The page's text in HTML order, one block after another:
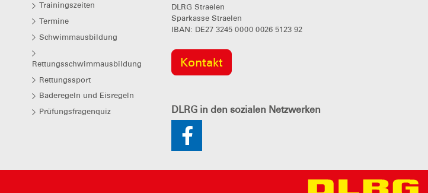
Trainingszeiten
Termine
Schwimmausbildung
Rettungsschwimmausbildung
Rettungssport
Baderegeln und Eisregeln
Prüfungsfragenquiz
DLRG Straelen
Sparkasse Straelen
IBAN: DE27 3245 0000 0026 5123 92
Kontakt
DLRG in den sozialen Netzwerken